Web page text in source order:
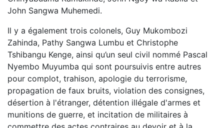
John Sangwa Muhemedi.
Il y a également trois colonels, Guy Mukombozi
Zahinda, Pathy Sangwa Lumbu et Christophe
Tshibangu Kenge, ainsi qu’un seul civil nommé Pascal
Nyembo Muyumba qui sont poursuivis entre autres
pour complot, trahison, apologie du terrorisme,
propagation de faux bruits, violation des consignes,
désertion à l'étranger, détention illégale d'armes et
munitions de guerre, et incitation de militaires à